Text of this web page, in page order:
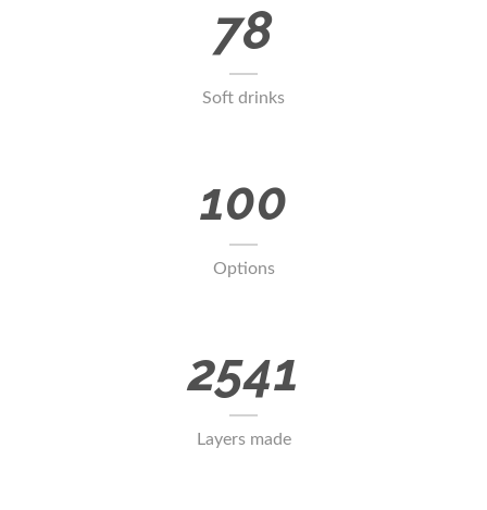
78
Soft drinks
100
Options
2541
Layers made